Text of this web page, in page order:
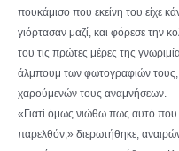
πουκάμισο που εκείνη του είχε
γιόρτασαν μαζί, και φόρεσε την
του τις πρώτες μέρες της
άλμπουμ των φωτογραφιών τους,
χαρούμενών τους αναμνήσεων.
«Γιατί όμως νιώθω πως αυτό που
παρελθόν;» διερωτήθηκε,